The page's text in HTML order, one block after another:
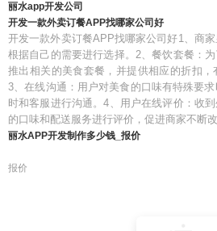
丽水app开发公司
开发一款外卖订餐APP找哪家公司好
开发一款外卖订餐APP找哪家公司好1、商
根据自己的需要进行选择。2、餐饮套餐：
推出相关的美食套餐，并提供相应的折扣，
3、在线沟通：用户对美食的口味有特殊要
时和客服进行沟通。4、用户在线评价：收
的口味和配送服务进行评价，促进商家不断改
丽水APP开发制作多少钱_报价
报价